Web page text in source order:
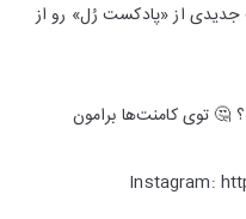
از «پادکست رُل» رو از
🤔 توی کامنت‌ها برامون
Instagram: